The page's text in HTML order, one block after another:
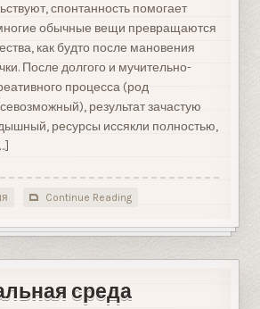
спонтанность помогает
обычные вещи превращаются
как будто после мановения
После долгого и мучительно-
процесса (род
результат зачастую
ресурсы иссякли полностью,
Continue Reading
среда